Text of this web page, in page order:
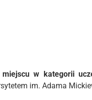
w kategorii
im. Adama